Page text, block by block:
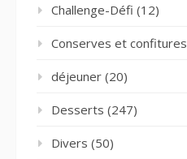
Challenge-Défi (12)
Conserves et confitures
déjeuner (20)
Desserts (247)
Divers (50)